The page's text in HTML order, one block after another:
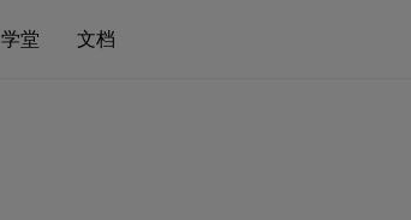
学堂 文档